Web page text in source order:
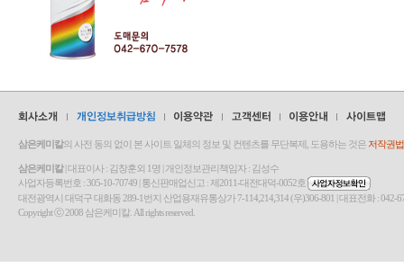
삼은케미칼의 사전 동의 없이 본 사이트 일체의 정보 및 컨텐츠를 무단복제, 도용하는 것은 저작권
삼은케미칼| 대표이사 : 김창훈외 1명 | 개인정보관리책임자 : 김성수
사업자등록번호 : 305-10-70749 | 통신판매업신고 : 제2011-대전대덕-0052호
대전광역시 대덕구 대화동 289-1번지 산업용재유통상가 7-114,214,314 (우)306-801 | 대표전화 : 042-
Copyright ⓒ 2008 삼은케미칼. All rights reserved.